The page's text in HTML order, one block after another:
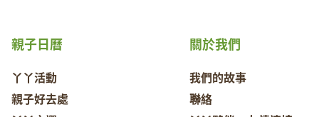
關於我們
我們的故事
聯絡
親子日曆
丫丫活動
親子好去處